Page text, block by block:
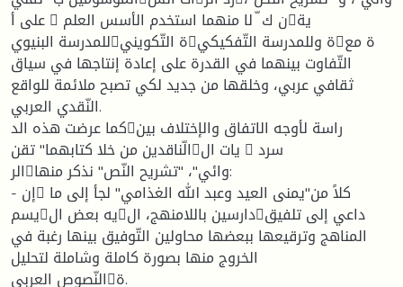
على أ  ن ك ّ لا منهما استخدم الأسس العلمية
للمدرسة البنيوية التّكوينية وللمدرسة التّفكيكية مع
التّفاوت بينهما في القدرة على إعادة إنتاجها في سياق
ثقافي عربي، وخلقها من جديد لكي تصبح ملائمة للواقع
النّقدي العربي.
كما عرضت هذه الدراسة لأوجه الاتفاق والإختلاف بين
الّناقدين من خلا كتابهما" تقنيات ال  سرد
الروائي"، "تشريح النّص" نذكر منها:
- إن كلاً من"يمنى العيد وعبد الله الغذامي" لجأ إلى ما
يسميه بعض الدارسين باللامنهج، الداعي إلى تلفيق
المناهج وترقيعها ببعضها محاولين التّوفيق بينها رغبة في
الخروج منها بصورة كاملة وشاملة لتحليل
النّصوص العربية.